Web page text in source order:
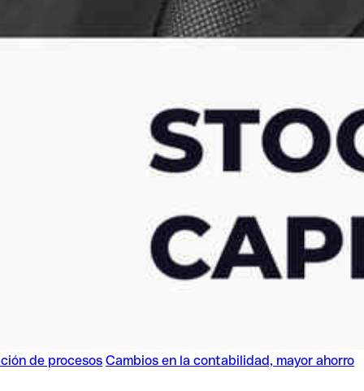
de procesos Cambios en la contabilidad, mayor ahorro